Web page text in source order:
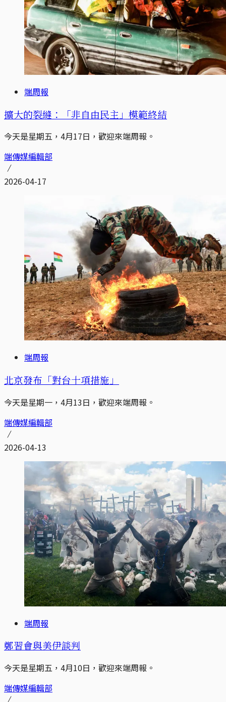
端周報
擴大的裂縫：「非自由民主」模範終結
今天是星期五，4月17日，歡迎來端周報。
端傳媒編輯部
2026-04-17
端周報
北京發布「對台十項措施」
今天是星期一，4月13日，歡迎來端周報。
端傳媒編輯部
2026-04-13
端周報
鄭習會與美伊談判
今天是星期五，4月10日，歡迎來端周報。
端傳媒編輯部